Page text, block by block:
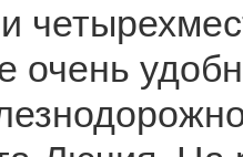
очень